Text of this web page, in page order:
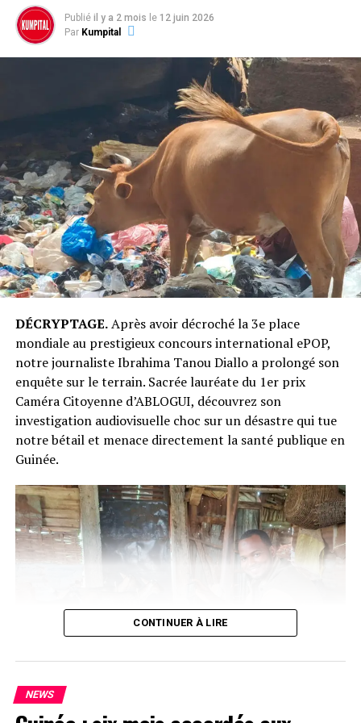
Publié il y a 2 mois le 12 juin 2026
Par Kumpital
DÉCRYPTAGE.Après avoir décroché la 3e place
mondiale au prestigieux concours international ePOP,
notre journaliste Ibrahima Tanou Diallo a prolongé son
enquête sur le terrain. Sacrée lauréate du 1er prix
Caméra Citoyenne d’ABLOGUI, découvrez son
investigation audiovisuelle choc sur un désastre qui tue
notre bétail et menace directement la santé publique en
Guinée.
CONTINUER À LIRE
NEWS